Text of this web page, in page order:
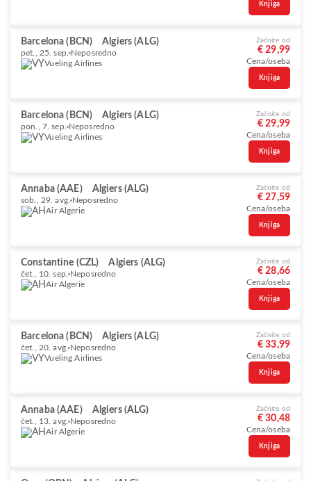
Knjiga
Barcelona (BCN) Algiers (ALG)
pet., 25. sep. Neposredno
Vueling Airlines
Začnite od
€ 29,99
Cena/oseba
Knjiga
Barcelona (BCN) Algiers (ALG)
pon., 7. sep. Neposredno
Vueling Airlines
Začnite od
€ 29,99
Cena/oseba
Knjiga
Annaba (AAE) Algiers (ALG)
sob., 29. avg. Neposredno
Air Algerie
Začnite od
€ 27,59
Cena/oseba
Knjiga
Constantine (CZL) Algiers (ALG)
čet., 10. sep. Neposredno
Air Algerie
Začnite od
€ 28,66
Cena/oseba
Knjiga
Barcelona (BCN) Algiers (ALG)
čet., 20. avg. Neposredno
Vueling Airlines
Začnite od
€ 33,99
Cena/oseba
Knjiga
Annaba (AAE) Algiers (ALG)
čet., 13. avg. Neposredno
Air Algerie
Začnite od
€ 30,48
Cena/oseba
Knjiga